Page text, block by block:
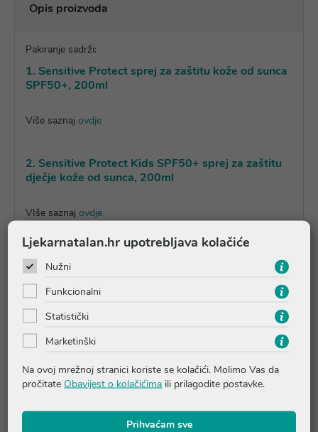
Opis proizvoda
Pakiranje sadrži:
1. Sensitive Protect sprej za zaštitu kože od sunca
SPF50+, 200ml
Više saznaj ovdje
2. Sensitive Protect Kids SPF50+ sprej za zaštitu
dječje kože od sunca, 200ml
VIše saznaj ovdje
Pitanja i odgovori
Recenzije
Proizvodi iz iste linije
Ljekarnatalan.hr upotrebljava kolačiće
Nužni
Funkcionalni
Statistički
Marketinški
Na ovoj mrežnoj stranici koriste se kolačići. Molimo Vas da
pročitate Obavijest o kolačićima ili prilagodite postavke.
Prihvaćam sve